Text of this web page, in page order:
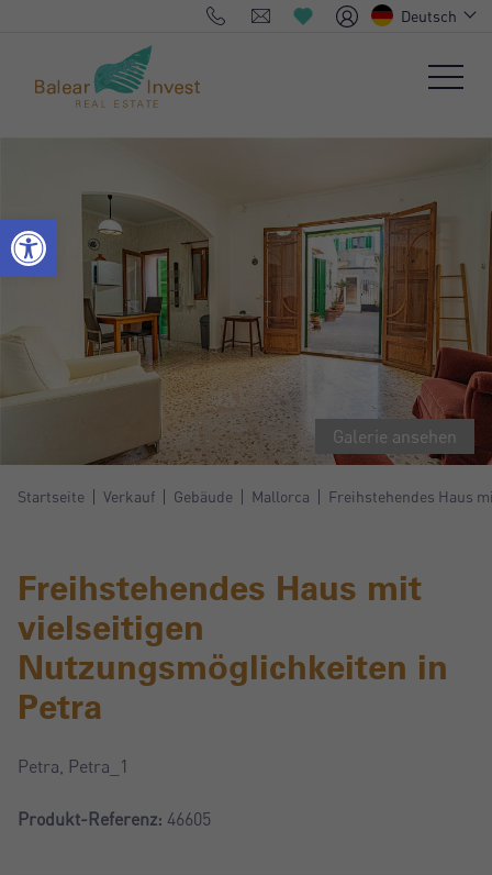
Deutsch
Galerie ansehen
Startseite Verkauf Gebäude Mallorca Freihstehendes Haus
Freihstehendes Haus mit
vielseitigen
Nutzungsmöglichkeiten in
Petra
Petra, Petra_1
Produkt-Referenz: 46605